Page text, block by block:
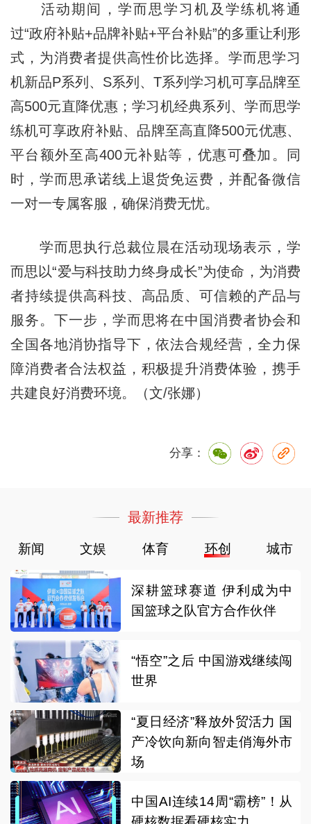
活动期间，学而思学习机及学练机将通
过“政府补贴+品牌补贴+平台补贴”的多重让利形
式，为消费者提供高性价比选择。学而思学习
机新品P系列、S系列、T系列学习机可享品牌至
高500元直降优惠；学习机经典系列、学而思学
练机可享政府补贴、品牌至高直降500元优惠、
平台额外至高400元补贴等，优惠可叠加。同
时，学而思承诺线上退货免运费，并配备微信
一对一专属客服，确保消费无忧。
学而思执行总裁位 晨在活动现场表示，学
而思以“爱与科技助力终身成长”为使命，为消费
者持续提供高科技、高品质、可信赖的产品与
服务。下一步，学而思将在中国消费者协会和
全国各地消协指导下，依法合规经营，全力保
障消费者合法权益，积极提升消费体验，携手
共建良好消费环境。（文/张娜）
分享：
最新推荐
新闻 文娱 体育 环创 城市
深耕篮球赛道 伊利成为中
国篮球之队官方合作伙伴
“悟空”之后 中国游戏继续闯
世界
“夏日经济”释放外贸活力 国
产冷饮向新向智走俏海外市
场
中国AI连续14周“霸榜”！从